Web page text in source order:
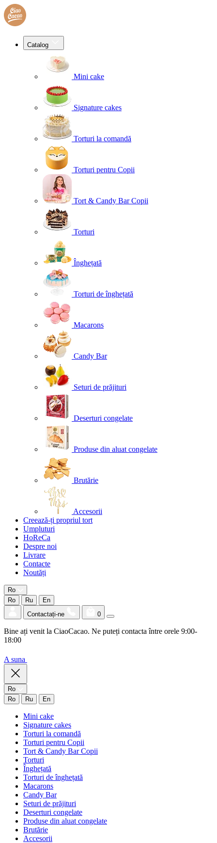
Catalog
Mini cake
Signature cakes
Torturi la comandă
Torturi pentru Copii
Tort & Candy Bar Copii
Torturi
Înghețată
Torturi de înghețată
Macarons
Candy Bar
Seturi de prăjituri
Deserturi congelate
Produse din aluat congelate
Brutărie
Accesorii
Creează-ți propriul tort
Umpluturi
HoReCa
Despre noi
Livrare
Contacte
Noutăți
Ro
Ro
Ru
En
Contactați-ne
0
Bine ați venit la CiaoCacao. Ne puteți contacta între orele 9:00-
18:00
A suna
Ro
Ro
Ru En
Mini cake
Signature cakes
Torturi la comandă
Torturi pentru Copii
Tort & Candy Bar Copii
Torturi
Înghețată
Torturi de înghețată
Macarons
Candy Bar
Seturi de prăjituri
Deserturi congelate
Produse din aluat congelate
Brutărie
Accesorii